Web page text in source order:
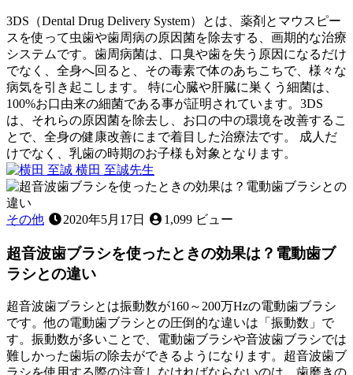
応
急
処
置
に
つ
い
て
～
レ
ッ
ト
は
口
臭
に
は
効
か
な
い？！
3DS（Dental Drug Delivery System）とは、薬剤とマウスピー
スを使って虫歯や歯周病の原因菌を除去する、画期的な治療
システムです。歯周病菌は、口臭や歯を失う原因になるだけ
でなく、全身へ回ると、その毒素で体のあちこちで、様々な
病気を引き起こします。 特に心臓や肝臓に巣くう細菌は、
100%お口由来の細菌である事が証明されています。3DS
は、それらの原因菌を除去し、お口の中の環境を改善するこ
とで、全身の健康改善にまで着目した治療法です。 成人だ
けでなく、乳歯の時期のお子様も対象となります。
横田 至誠先生
年
月
12
日
お
口
の
を
除
菌！
3DS
除
菌
療
法
その他 2020年5月17日 1,099 ビュー
超音波歯ブラシを使ったときの効果は？電動歯ブ
ラシとの違い
超音波歯ブラシとは振動数が160～200万Hzの電動歯ブラシ
です。他の電動歯ブラシとの圧倒的な違いは「振動数」で
す。振動数が多いことで、電動歯ブラシや音波歯ブラシでは
難しかった歯垢の除去ができるようになります。超音波歯ブ